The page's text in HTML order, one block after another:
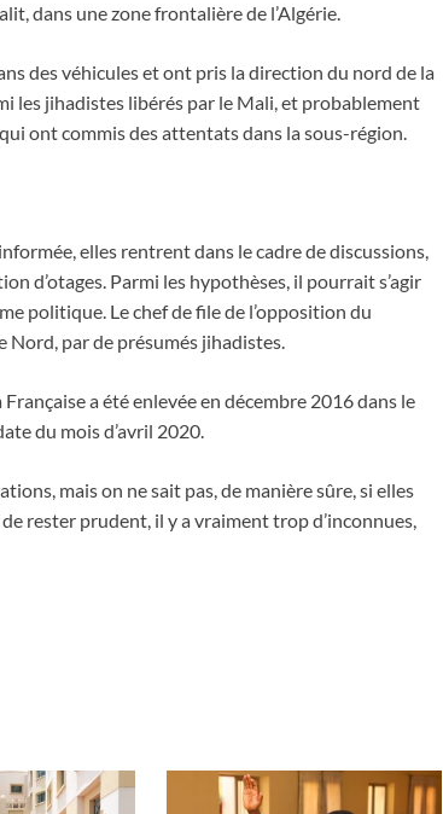
dans une zone frontalière de l’Algérie.
des véhicules et ont pris la direction du nord de la
les jihadistes libérés par le Mali, et probablement
ont commis des attentats dans la sous-région.
elles rentrent dans le cadre de discussions,
d’otages. Parmi les hypothèses, il pourrait s’agir
politique. Le chef de file de l’opposition du
Nord, par de présumés jihadistes.
Française a été enlevée en décembre 2016 dans le
du mois d’avril 2020.
mais on ne sait pas, de manière sûre, si elles
rester prudent, il y a vraiment trop d’inconnues,